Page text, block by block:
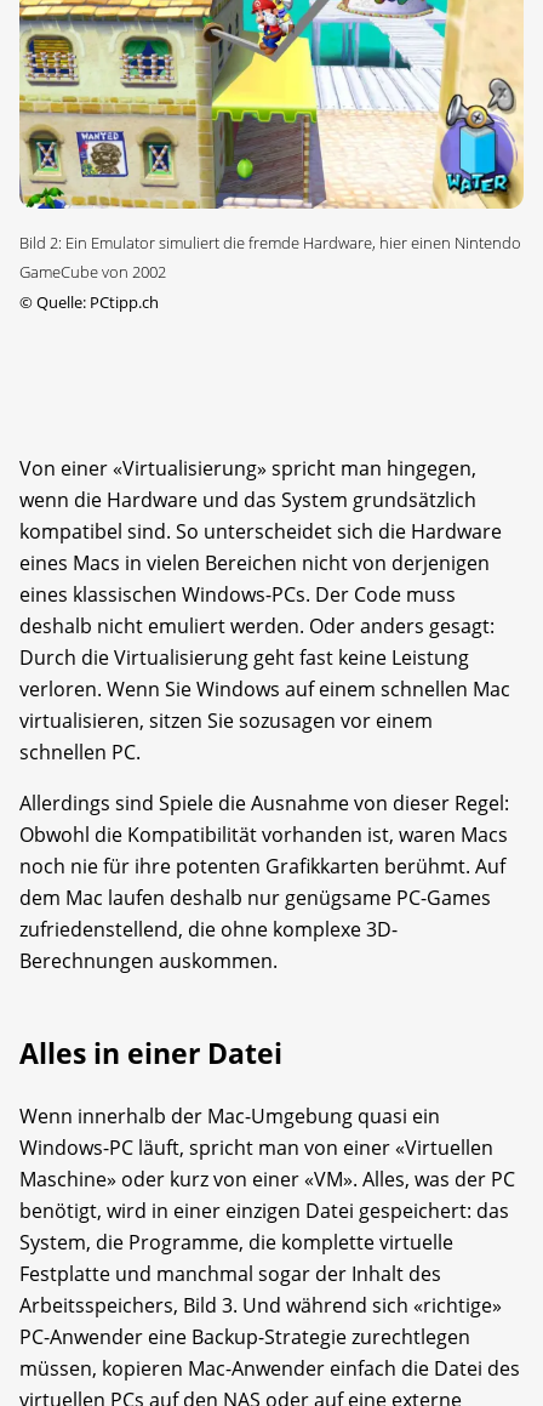
Bild 2: Ein Emulator simuliert die fremde Hardware, hier einen Nintendo
GameCube von 2002
©Quelle: PCtipp.ch
Von einer «Virtualisierung» spricht man hingegen,
wenn die Hardware und das System grundsätzlich
kompatibel sind. So unterscheidet sich die Hardware
eines Macs in vielen Bereichen nicht von derjenigen
eines klassischen Windows-PCs. Der Code muss
deshalb nicht emuliert werden. Oder anders gesagt:
Durch die Virtualisierung geht fast keine Leistung
verloren. Wenn Sie Windows auf einem schnellen Mac
virtualisieren, sitzen Sie sozusagen vor einem
schnellen PC.
Allerdings sind Spiele die Ausnahme von dieser Regel:
Obwohl die Kompatibilität vorhanden ist, waren Macs
noch nie für ihre potenten Grafikkarten berühmt. Auf
dem Mac laufen deshalb nur genügsame PC-Games
zufriedenstellend, die ohne komplexe 3D-
Berechnungen auskommen.
Alles in einer Datei
Wenn innerhalb der Mac-Umgebung quasi ein
Windows-PC läuft, spricht man von einer «Virtuellen
Maschine» oder kurz von einer «VM». Alles, was der PC
benötigt, wird in einer einzigen Datei gespeichert: das
System, die Programme, die komplette virtuelle
Festplatte und manchmal sogar der Inhalt des
Arbeitsspeichers, Bild 3. Und während sich «richtige»
PC-Anwender eine Backup-Strategie zurechtlegen
müssen, kopieren Mac-Anwender einfach die Datei des
virtuellen PCs auf den NAS oder auf eine externe